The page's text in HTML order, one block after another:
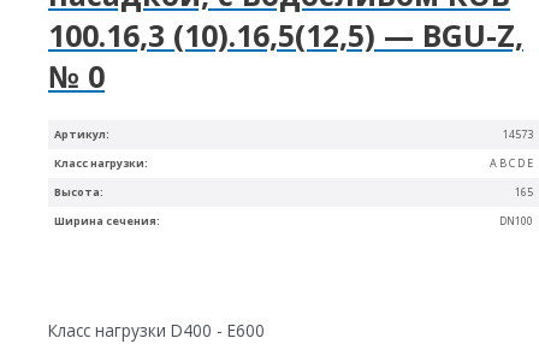
Артикул: 14573
Ширина сечения: DN100
Высота: 165
Класс нагрузки: A B C D E
100.16,3 (10).16,5(12,5) — BGU-Z,
№ 0
Класс нагрузки D400 - E600